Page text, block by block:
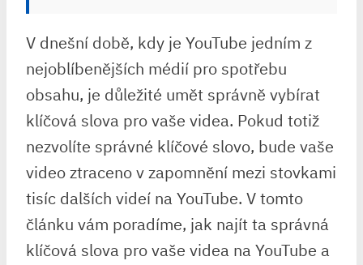
V dnešní době, kdy je YouTube jedním z
nejoblíbenějších médií pro spotřebu
obsahu, je důležité umět správně vybírat
klíčová slova pro vaše videa. Pokud totiž
nezvolíte správné klíčové slovo, bude vaše
video ztraceno v zapomnění mezi stovkami
tisíc dalších videí na YouTube. V tomto
článku vám poradíme, jak najít ta správná
klíčová slova pro vaše videa na YouTube a